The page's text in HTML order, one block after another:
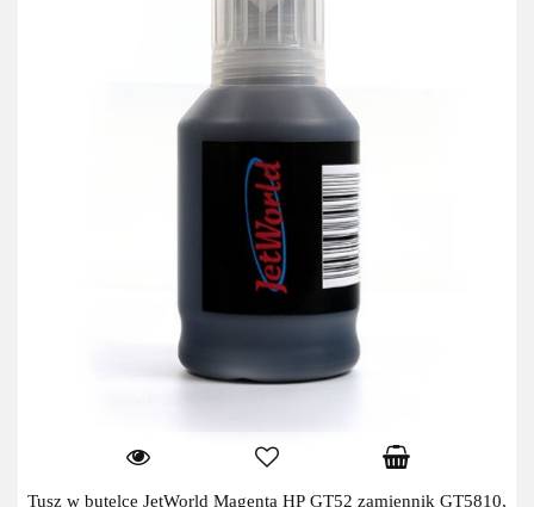
Tusz w butelce JetWorld Magenta HP GT52 zamiennik GT5810,